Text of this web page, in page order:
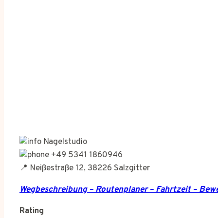
Nagelstudio
+49 5341 1860946
📍 Neißestraße 12, 38226 Salzgitter
Wegbeschreibung – Routenplaner – Fahrtzeit –
Rating